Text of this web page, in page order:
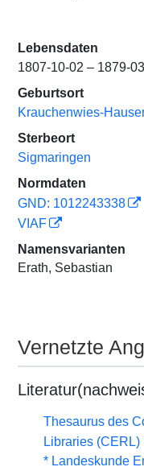
Lebensdaten
1807-10-02 – 1879-
Geburtsort
Krauchenwies-
Sterbeort
Sigmaringen
Normdaten
GND: 1012243338
VIAF
Namensvarianten
Erath, Sebastian
Vernetzte
Thesaurus des
Libraries (CERL)
* Landeskunde